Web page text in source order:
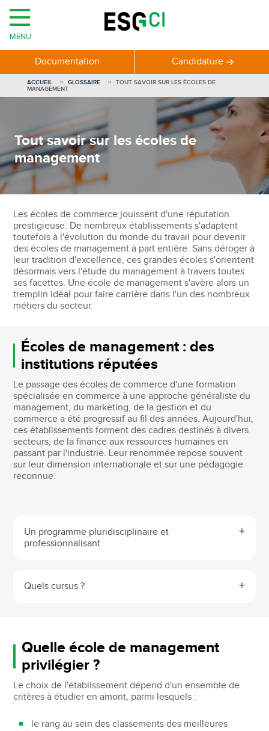
Tout savoir sur les écoles de
management
ACCUEIL GLOSSAIRE
TOUT SAVOIR SUR LES ÉCOLES DE
MANAGEMENT
Les écoles de commerce jouissent d'une réputation
prestigieuse. De nombreux établissements s'adaptent
toutefois à l'évolution du monde du travail pour devenir
des écoles de management à part entière. Sans déroger à
leur tradition d'excellence, ces grandes écoles s'orientent
désormais vers l'étude du management à travers toutes
ses facettes. Une école de management s'avère alors un
tremplin idéal pour faire carrière dans l'un des nombreux
métiers du secteur.
Écoles de management : des
institutions réputées
Le passage des écoles de commerce d'une formation
spécialisée en commerce à une approche généraliste du
management, du marketing, de la gestion et du
commerce a été progressif au fil des années. Aujourd'hui,
ces établissements forment des cadres destinés à divers
secteurs, de la finance aux ressources humaines en
passant par l'industrie. Leur renommée repose souvent
sur leur dimension internationale et sur une pédagogie
reconnue.
Un programme pluridisciplinaire et
professionnalisant
Quels cursus ?
Quelle école de management
privilégier ?
Le choix de l'établissement dépend d'un ensemble de
critères à étudier en amont, parmi lesquels :
le rang au sein des classements des meilleures
MENU
Documentation Candidature